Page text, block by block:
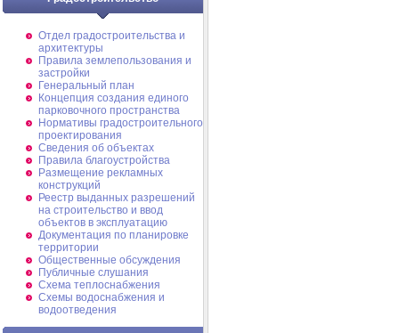
Отдел градостроительства и
архитектуры
Правила землепользования и
застройки
Генеральный план
Концепция создания единого
парковочного пространства
Нормативы градостроительного
проектирования
Сведения об объектах
Правила благоустройства
Размещение рекламных
конструкций
Реестр выданных разрешений
на строительство и ввод
объектов в эксплуатацию
Документация по планировке
территории
Общественные обсуждения
Публичные слушания
Схема теплоснабжения
Схемы водоснабжения и
водоотведения